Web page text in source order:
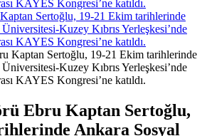
KAYES Kongresi’ne katıldı.
Sertoğlu, 19-21 Ekim tarihlerinde
Kuzey Kıbrıs Yerleşkesi’nde
KAYES Kongresi’ne katıldı.
Ebru Kaptan Sertoğlu,
Ankara Sosyal